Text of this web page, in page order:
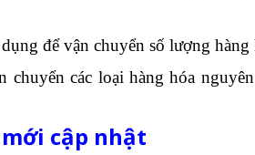
để vận chuyển số lượng
các loại hàng hóa
cập nhật